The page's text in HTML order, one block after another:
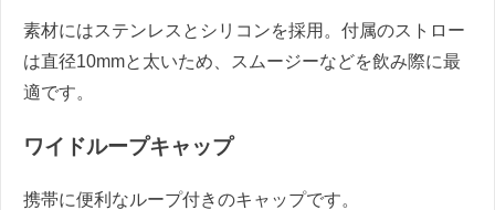
素材にはステンレスとシリコンを採用。付属のストロー
は直径10mmと太いため、スムージーなどを飲み際に最
適です。
ワイドループキャップ
携帯に便利なループ付きのキャップです。